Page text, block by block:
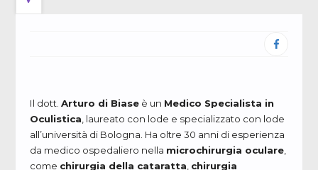
Il dott. Arturo di Biaseè un Medico Specialista in
Oculistica , laureato con lode e specializzato con lode
all’università di Bologna. Ha oltre 30 anni di esperienza
da medico ospedaliero nella microchirurgia oculare,
come chirurgia della cataratta chirurgia